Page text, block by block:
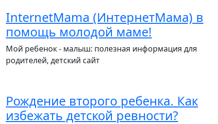
InternetMama (ИнтернетМама) в
помощь молодой маме!
Мой ребенок - малыш: полезная информация для
родителей, детский сайт
Рождение второго ребенка. Как
избежать детской ревности?